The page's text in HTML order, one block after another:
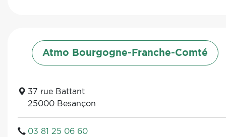
Atmo Bourgogne-Franche-Comté
37 rue Battant
25000 Besançon
03 81 25 06 60